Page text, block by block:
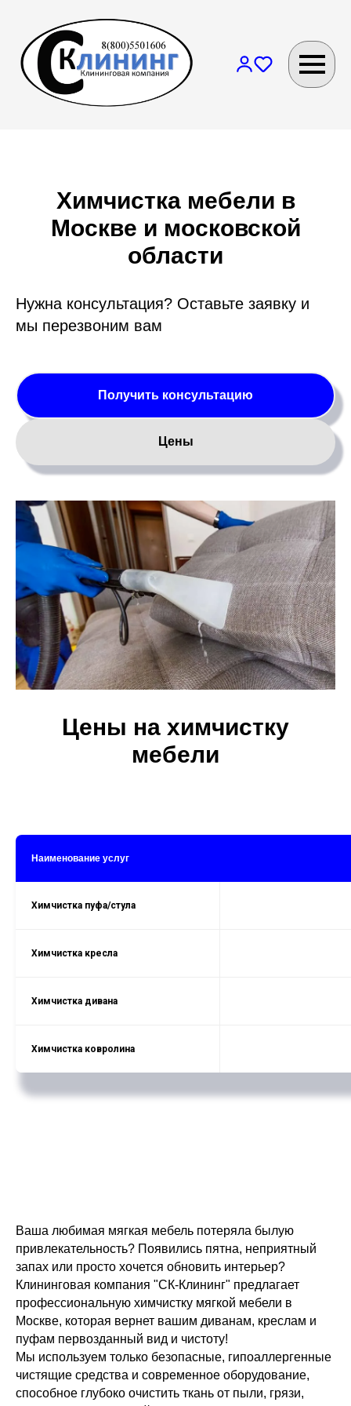
Химчистка мебели в
Москве и московской
области
Нужна консультация? Оставьте заявку и
мы перезвоним вам
Получить консультацию
Цены
Цены на химчистку
мебели
Наименование услуг
Химчистка пуфа/стула
Химчистка кресла
Химчистка дивана
Химчистка ковролина
Ваша любимая мягкая мебель потеряла былую
привлекательность? Появились пятна, неприятный
запах или просто хочется обновить интерьер?
Клининговая компания "СК-Клининг" предлагает
профессиональную химчистку мягкой мебели в
Москве, которая вернет вашим диванам, креслам и
пуфам первозданный вид и чистоту!
Мы используем только безопасные, гипоаллергенные
чистящие средства и современное оборудование,
способное глубоко очистить ткань от пыли, грязи,